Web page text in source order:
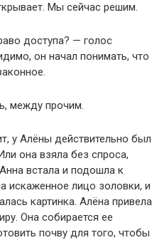
Мы сейчас решим.
доступа? — голос
он начал понимать, что
между прочим.
у Алёны действительно был
она взяла без спроса,
встала и подошла к
искаженное лицо золовки, и
картинка. Алёна привела
Она собирается ее
почву для того, чтобы